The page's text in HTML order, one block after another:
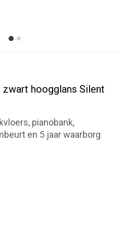
zwart hoogglans Silent
pianobank,
en 5 jaar waarborg